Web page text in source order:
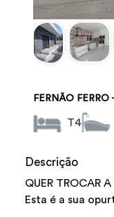
FERNÃO FERRO
T4
Descrição
QUER TROCAR
Esta é a sua